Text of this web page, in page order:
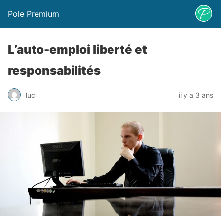
Pole Premium
L’auto-emploi liberté et
responsabilités
luc il y a 3 ans